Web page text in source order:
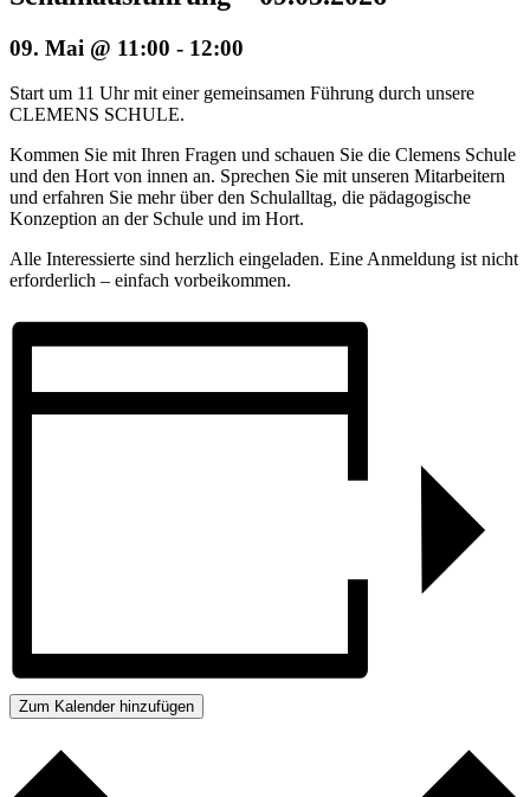
09. Mai @ 11:00 - 12:00
Start um 11 Uhr mit einer gemeinsamen Führung durch unsere
CLEMENS SCHULE.
Kommen Sie mit Ihren Fragen und schauen Sie die Clemens Schule
und den Hort von innen an. Sprechen Sie mit unseren Mitarbeitern
und erfahren Sie mehr über den Schulalltag, die pädagogische
Konzeption an der Schule und im Hort.
Alle Interessierte sind herzlich eingeladen. Eine Anmeldung ist nicht
erforderlich – einfach vorbeikommen.
Zum Kalender hinzufügen